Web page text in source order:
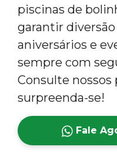
piscinas de
garantir
aniversários e
sempre com
Consulte nossos
surpreenda-se!
Fale